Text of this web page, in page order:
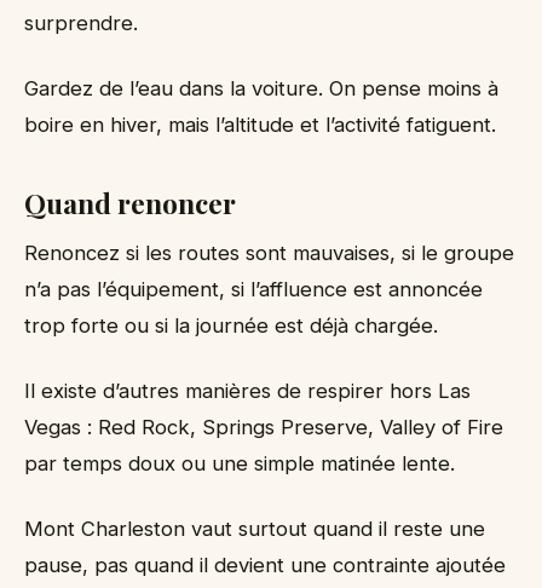
surprendre.
Gardez de l’eau dans la voiture. On pense moins à
boire en hiver, mais l’altitude et l’activité fatiguent.
Quand renoncer
Renoncez si les routes sont mauvaises, si le groupe
n’a pas l’équipement, si l’affluence est annoncée
trop forte ou si la journée est déjà chargée.
Il existe d’autres manières de respirer hors Las
Vegas : Red Rock, Springs Preserve, Valley of Fire
par temps doux ou une simple matinée lente.
Mont Charleston vaut surtout quand il reste une
pause, pas quand il devient une contrainte ajoutée